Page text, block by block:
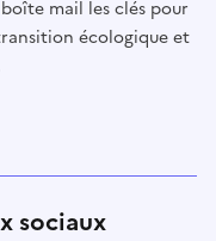
mail les clés pour
écologique et
sociaux